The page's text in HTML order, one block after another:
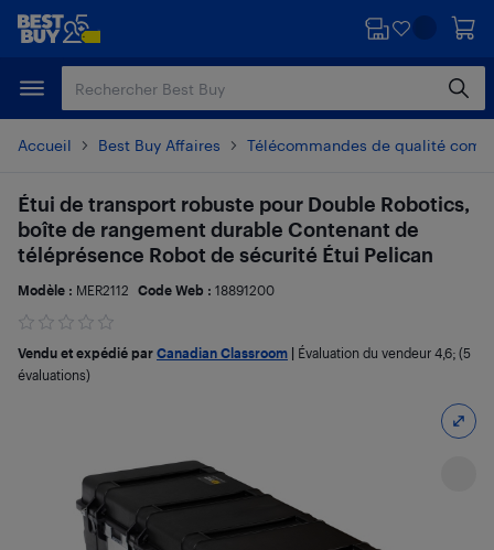
Passer
principal
Passer
Accueil Best Buy Affaires Télécommandes de qualité
Étui de transport robuste pour Double Robotics,
boîte de rangement durable Contenant de
téléprésence Robot de sécurité Étui Pelican
Modèle : MER2112 Code Web : 18891200
Vendu et expédié par Canadian Classroom Évaluation du vendeur 4,6; (5
évaluations)